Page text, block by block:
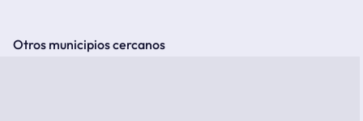
Otros municipios cercanos